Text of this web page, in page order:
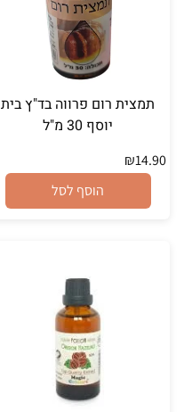
תמצית רום פרווה בד"ץ בית
יוסף 30 מ"ל
₪14.90
הוסף לסל